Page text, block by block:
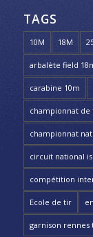
TAGS
10M 18M
arbalète field
carabine 10m
championnat
championnat
circuit national
compétition
Ecole de tir
garnison rennes